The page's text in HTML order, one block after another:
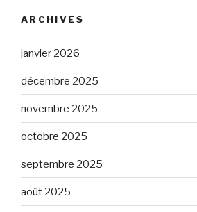
ARCHIVES
janvier 2026
décembre 2025
novembre 2025
octobre 2025
septembre 2025
août 2025